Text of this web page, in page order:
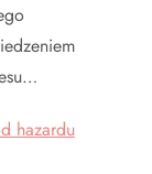
hazardu